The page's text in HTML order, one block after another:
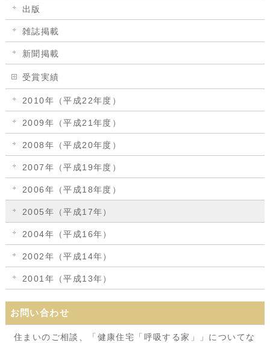
出版
雑誌掲載
新聞掲載
受賞実績
2010年（平成22年度）
2009年（平成21年度）
2008年（平成20年度）
2007年（平成19年度）
2006年（平成18年度）
2005年（平成17年）
2004年（平成16年）
2002年（平成14年）
2001年（平成13年）
お問い合わせ
住まいのご相談、「健康住宅「呼吸する家」」についてな